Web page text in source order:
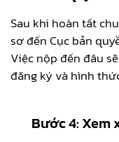
Sau khi hoàn tất
sơ đến Cục bản
Việc nộp đến đâu
đăng ký và hình
Bước 4: Xem